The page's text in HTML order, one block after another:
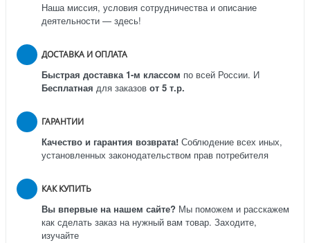
Наша миссия, условия сотрудничества и описание
деятельности — здесь!
ДОСТАВКА И ОПЛАТА
Быстрая доставка 1-м классом по всей России. И
Бесплатная для заказов от 5 т.р.
ГАРАНТИИ
Качество и гарантия возврата! Соблюдение всех иных,
установленных законодательством прав потребителя
КАК КУПИТЬ
Вы впервые на нашем сайте? Мы поможем и расскажем
как сделать заказ на нужный вам товар. Заходите,
изучайте